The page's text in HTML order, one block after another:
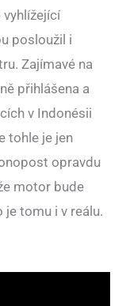
vyhlížející
posloužil i
Zajímavé na
přihlášena a
v Indonésii
tohle je jen
opravdu
motor bude
je tomu i v reálu.